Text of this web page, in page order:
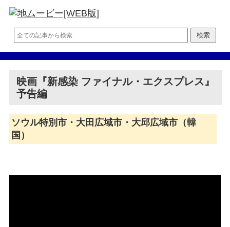
映画『新感染 ファイナル・エクスプレス』
予告編
ソウル特別市・大田広域市・大邱広域市（韓
国）